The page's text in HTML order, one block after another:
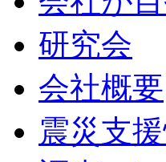
研究会
会社概要
震災支